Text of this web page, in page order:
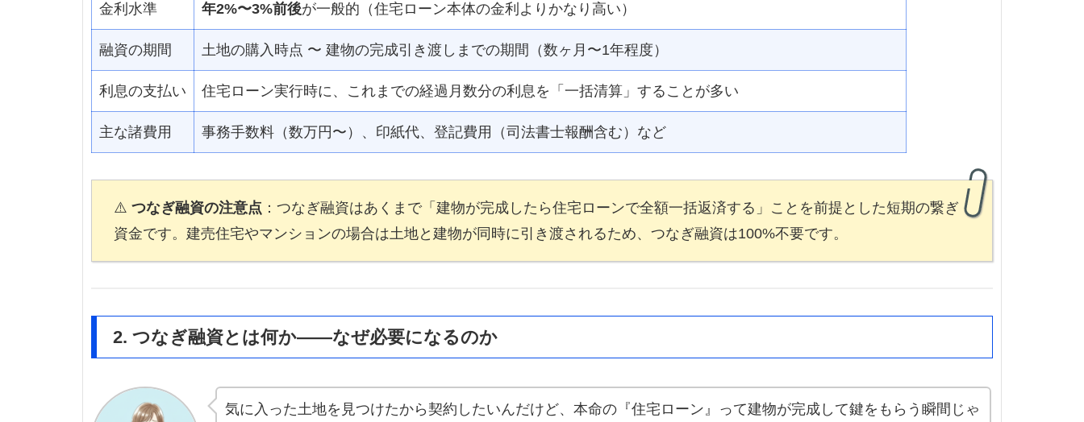
金利水準 年2%〜3%前後が一般的（住宅ローン本体の金利よりかなり高い）
融資の期間 土地の購入時点 〜 建物の完成引き渡しまでの期間（数ヶ月〜1年程度）
利息の支払い 住宅ローン実行時に、これまでの経過月数分の利息を「一括清算」することが多い
主な諸費用 事務手数料（数万円〜）、印紙代、登記費用（司法書士報酬含む）など
⚠️ つなぎ融資の注意点 ：つなぎ融資はあくまで「建物が完成したら住宅ローンで全額一括返済する」ことを前提とした短期の繋ぎ
資金です。建売住宅やマンションの場合は土地と建物が同時に引き渡されるため、つなぎ融資は100%不要です。
2. つなぎ融資とは何か——なぜ必要になるのか
気に入った土地を見つけたから契約したいんだけど、本命の『住宅ローン』って建物が完成して鍵をもらう瞬間じゃ